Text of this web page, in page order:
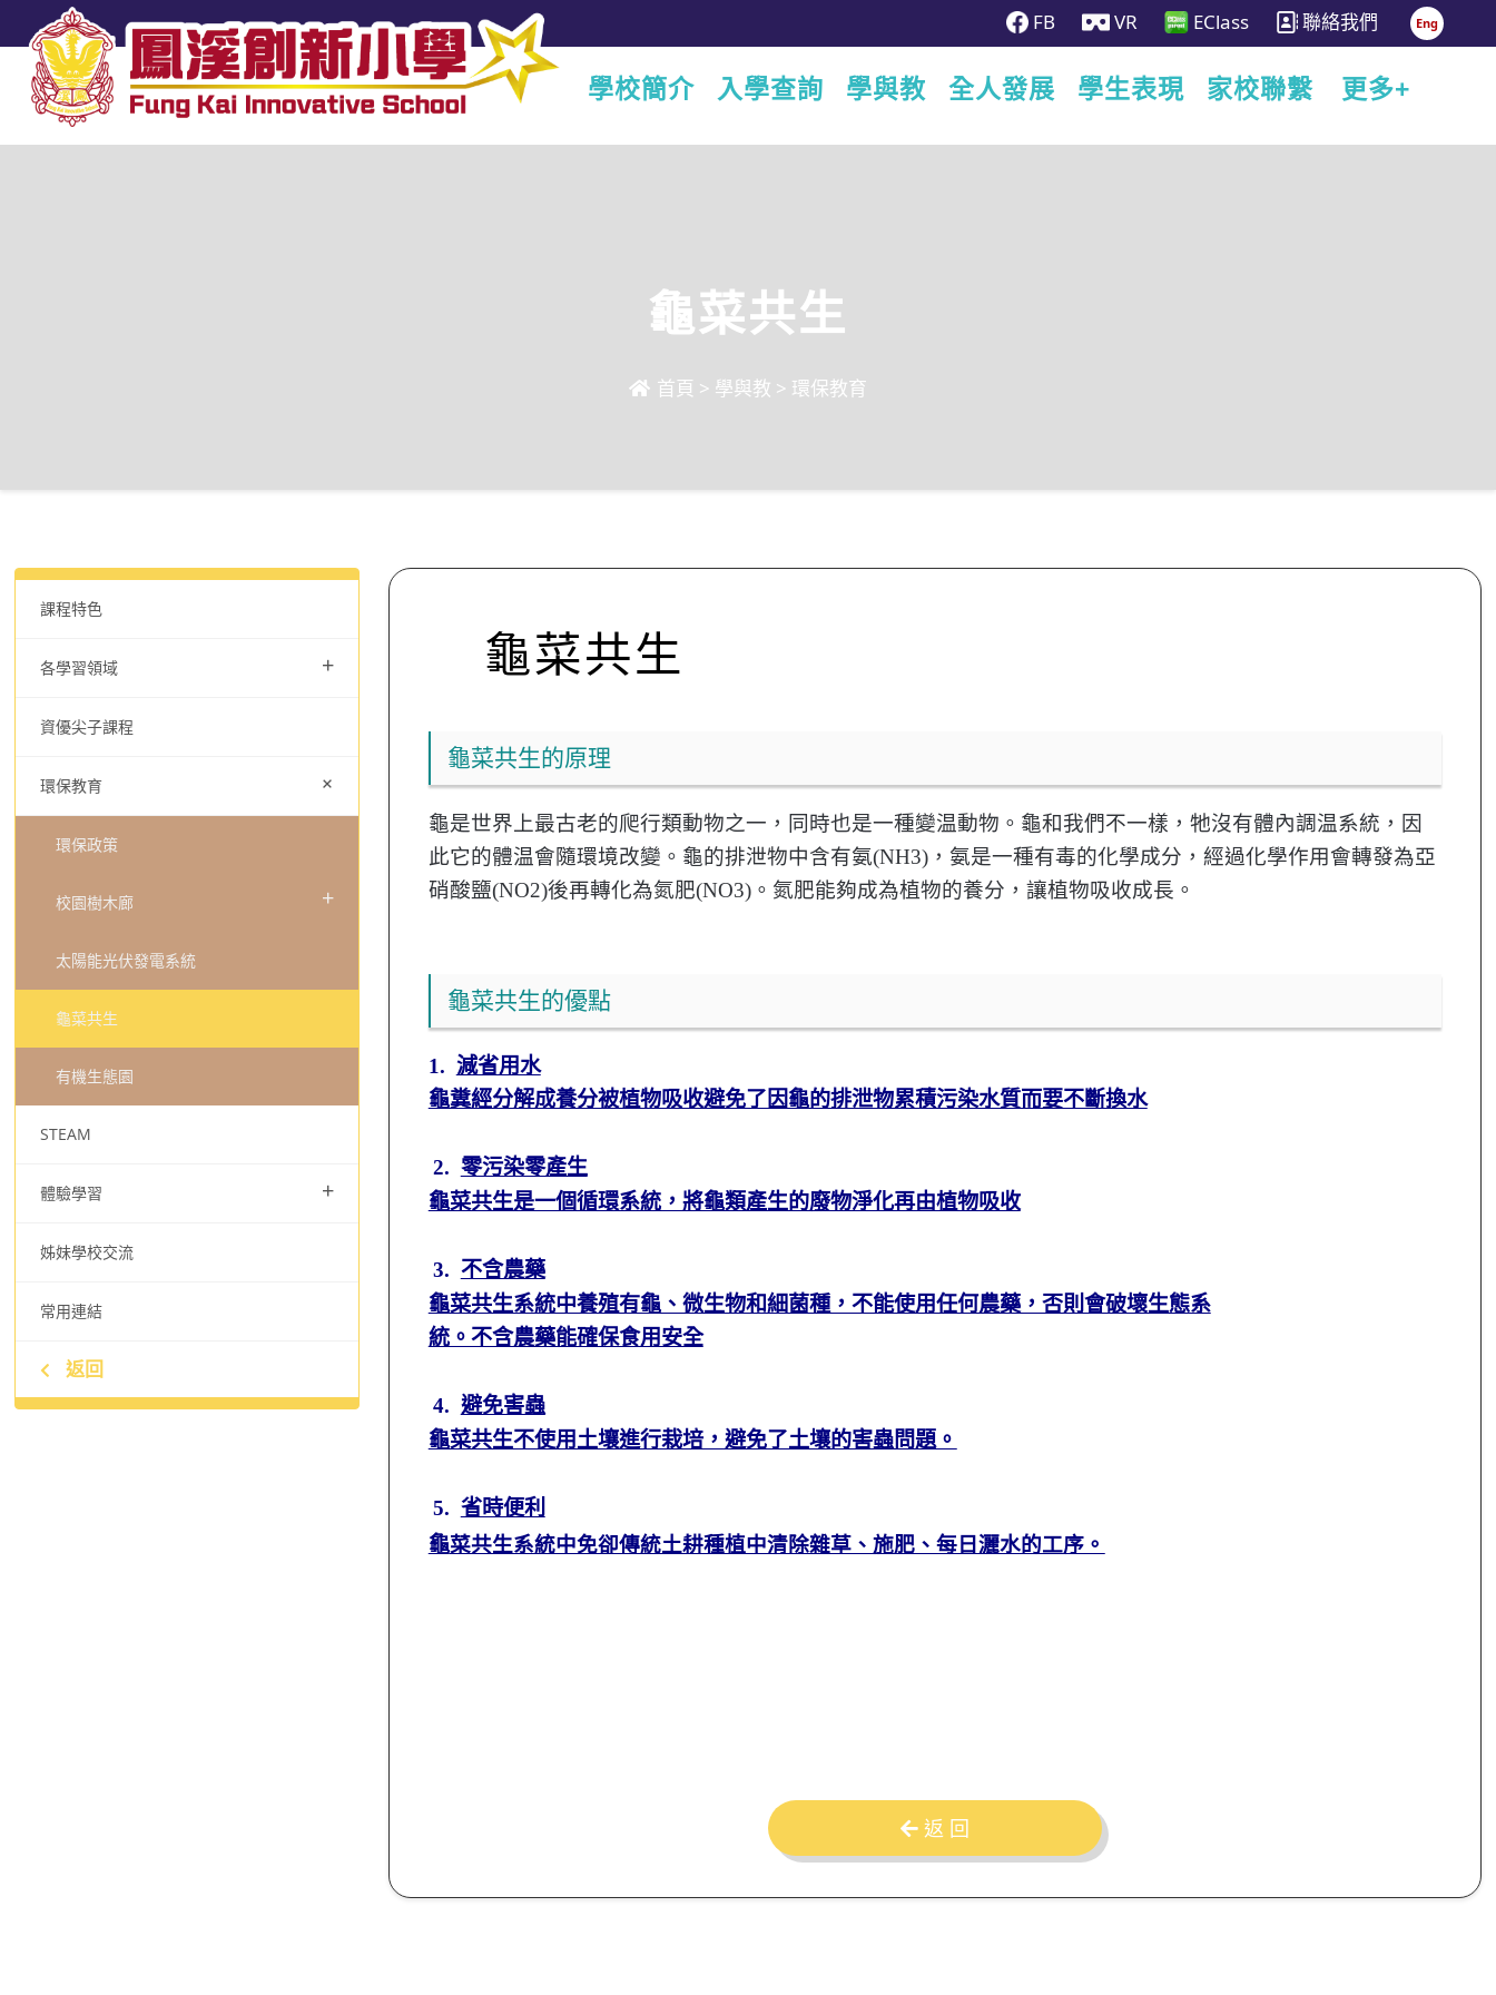
FB VR EClass 聯絡我們 Eng
學校簡介 入學查詢 學與教 全人發展 學生表現 家校聯繫 更多+
龜菜共生
首頁 > 學與教 > 環保教育
課程特色
各學習領域 +
資優尖子課程
環保教育 +
環保政策
校園樹木廊 +
太陽能光伏發電系統
龜菜共生
有機生態園
STEAM
體驗學習 +
姊妹學校交流
常用連結
返回
龜菜共生
龜菜共生的原理
龜是世界上最古老的爬行類動物之一，同時也是一種變温動物。龜和我們不一樣，牠沒有體內調温系統，因
此它的體温會隨環境改變。龜的排泄物中含有氨(NH3)，氨是一種有毒的化學成分，經過化學作用會轉發為亞
硝酸鹽(NO2)後再轉化為氮肥(NO3)。氮肥能夠成為植物的養分，讓植物吸收成長。
龜菜共生的優點
1. 減省用水
龜糞經分解成養分被植物吸收避免了因龜的排泄物累積污染水質而要不斷換水
2. 零污染零產生
龜菜共生是一個循環系統，將龜類產生的廢物淨化再由植物吸收
3. 不含農藥
龜菜共生系統中養殖有龜、微生物和細菌種，不能使用任何農藥，否則會破壞生態系
統。不含農藥能確保食用安全
4. 避免害蟲
龜菜共生不使用土壤進行栽培，避免了土壤的害蟲問題。
5. 省時便利
龜菜共生系統中免卻傳統土耕種植中清除雜草、施肥、每日灑水的工序。
返 回